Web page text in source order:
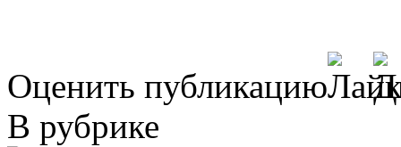
Оценить публикацию
В рубрике